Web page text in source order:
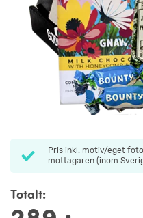
Pris inkl. motiv/eget
mottagaren (inom
Totalt: